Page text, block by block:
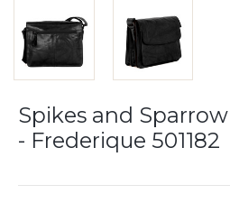
Spikes and
- Frederique 501182